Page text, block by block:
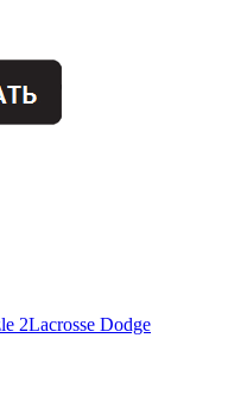
2Lacrosse Dodge